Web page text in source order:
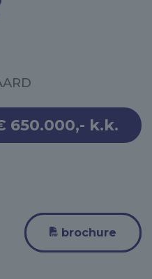
650.000,- k.k.
brochure